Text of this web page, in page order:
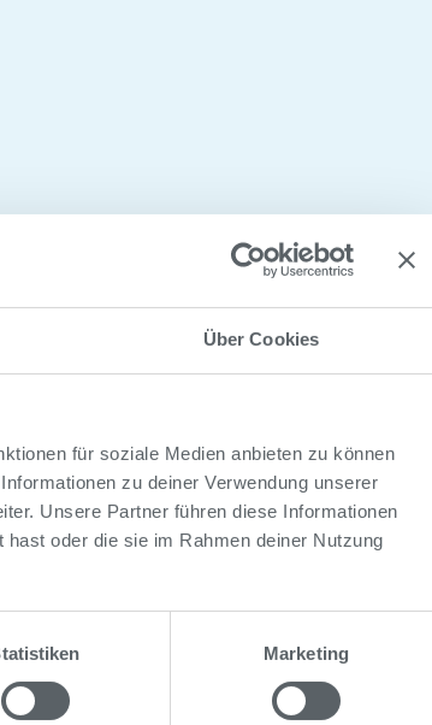
Über Cookies
für soziale Medien anbieten zu können
zu deiner Verwendung unserer
Unsere Partner führen diese Informationen
oder die sie im Rahmen deiner Nutzung
Marketing